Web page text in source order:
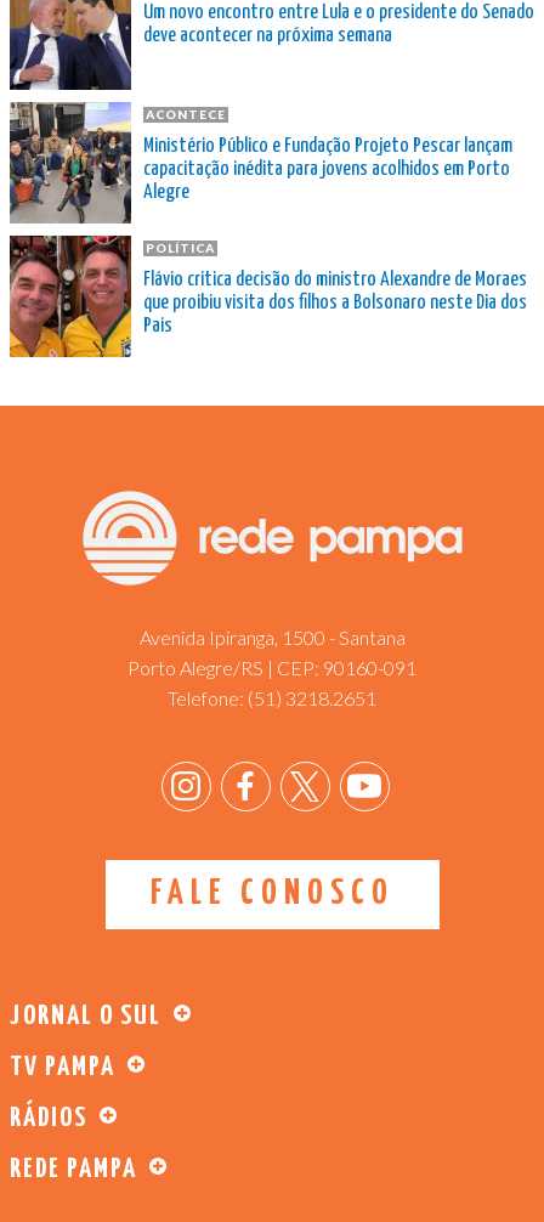
Um novo encontro entre Lula e o presidente do Senado
deve acontecer na próxima semana
ACONTECE
Ministério Público e Fundação Projeto Pescar lançam
capacitação inédita para jovens acolhidos em Porto
Alegre
POLÍTICA
Flávio critica decisão do ministro Alexandre de Moraes
que proibiu visita dos filhos a Bolsonaro neste Dia dos
Pais
Avenida Ipiranga, 1500 - Santana
Porto Alegre/RS | CEP: 90160-091
Telefone: (51) 3218.2651
FALE CONOSCO
JORNAL O SUL
TV PAMPA
RÁDIOS
REDE PAMPA